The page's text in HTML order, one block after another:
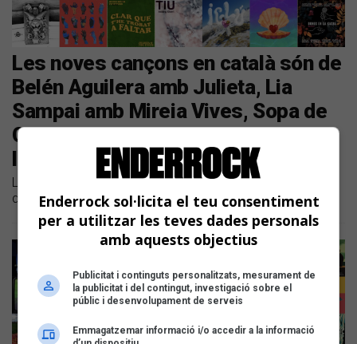
Les noves cançons en català són de
Belén Aguilera amb Julieta, Lia
Sampai amb Mireia Vives, Sopa de
Cabra amb Triquell i Els Amics de
les Arts
Llistem les novetats discogràfiques en català dels darrers
dies
Enderrock sol·licita el teu consentiment
per a utilitzar les teves dades personals
amb aquests objectius
Publicitat i continguts personalitzats, mesurament de
la publicitat i del contingut, investigació sobre el
públic i desenvolupament de serveis
Emmagatzemar informació i/o accedir a la informació